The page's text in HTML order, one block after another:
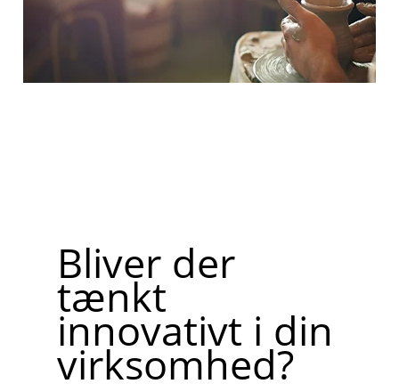
Bliver der
tænkt
innovativt i din
virksomhed?